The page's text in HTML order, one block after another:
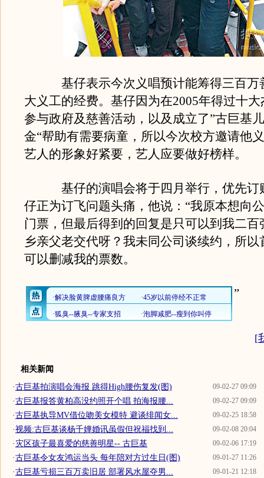
基仔表示今次义唱预计能筹得三百万
大义工的经费。基仔因为在2005年得过十
参与政府及慈善活动，以及成立了”古巨基
金“帮助有需要病童，所以今次校方邀请他
艺人的形象好紧要，艺人应要做好榜样。
基仔的演唱会将于四月举行，优先订
仔正为订飞问题头痛，他说：“我原本想向
门票，但最后得到的回复是只可以到我二百
乡亲父老交代呀？我未同公司谈续约，所以
可以删减我的票数。
”
[
相关新闻
09-02-27 09:09
·古巨基拍演唱会海报 跳得High腰伤复发(图)
09-02-27 09:09
·古巨基报答黄柏高没约照开个唱 拍海报腰...
09-02-25 18:58
·古巨基执导MV借位吻美女模特 避谈绯闻女...
09-02-08 20:04
·视频:古巨基谈杨千嬅婚讯虽假但祝福找到...
09-02-06 17:19
·灾区孩子最喜爱的慈善明星-- 古巨基
09-01-27 11:26
·古巨基令女友鸿运当头 每年陪对方过生日(图)
09-01-21 12:18
·古巨基亏损三百万卖旧居 部署风水屋夺男...